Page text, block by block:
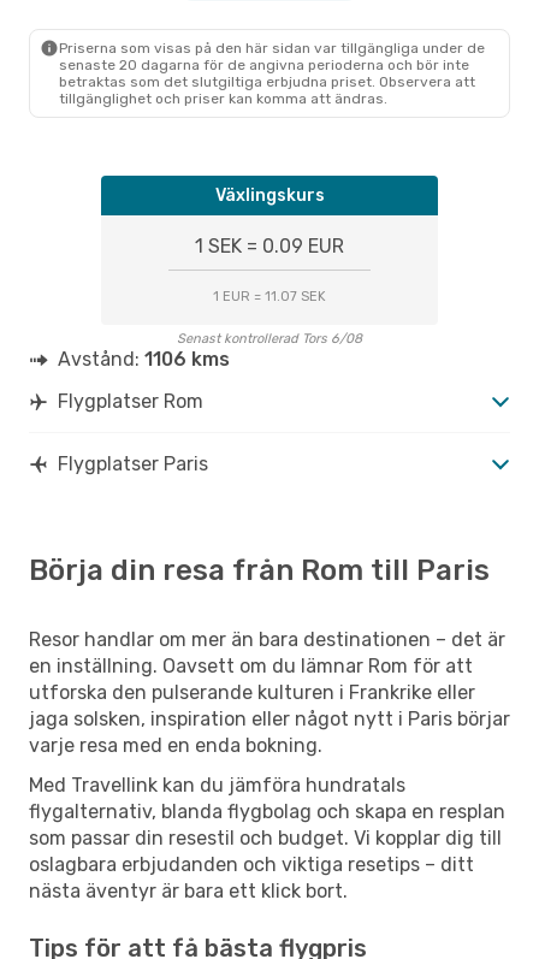
Priserna som visas på den här sidan var tillgängliga under de
senaste 20 dagarna för de angivna perioderna och bör inte
betraktas som det slutgiltiga erbjudna priset. Observera att
tillgänglighet och priser kan komma att ändras.
Växlingskurs
1 SEK = 0.09 EUR
1 EUR = 11.07 SEK
Senast kontrollerad Tors 6/08
Avstånd: 1106 kms
Flygplatser Rom
Flygplatser Paris
Börja din resa från Rom till Paris
Resor handlar om mer än bara destinationen – det är
en inställning. Oavsett om du lämnar Rom för att
utforska den pulserande kulturen i Frankrike eller
jaga solsken, inspiration eller något nytt i Paris börjar
varje resa med en enda bokning.
Med Travellink kan du jämföra hundratals
flygalternativ, blanda flygbolag och skapa en resplan
som passar din resestil och budget. Vi kopplar dig till
oslagbara erbjudanden och viktiga resetips – ditt
nästa äventyr är bara ett klick bort.
Tips för att få bästa flygpris